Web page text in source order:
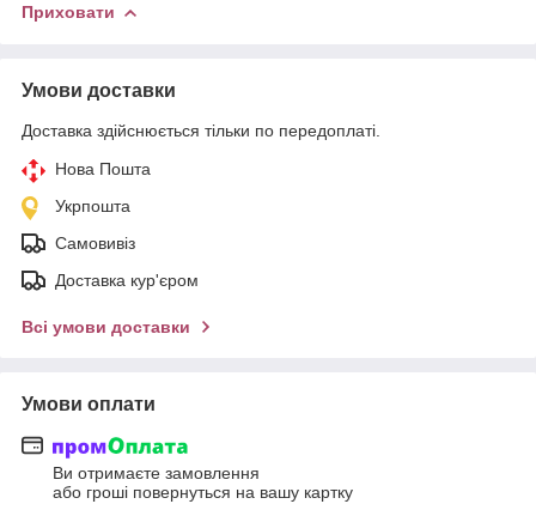
Приховати
Умови доставки
Доставка здійснюється тільки по передоплаті.
Нова Пошта
Укрпошта
Самовивіз
Доставка кур'єром
Всі умови доставки
Умови оплати
Ви отримаєте замовлення
або гроші повернуться на вашу картку